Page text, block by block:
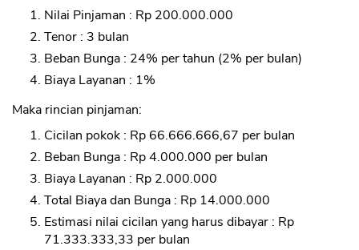
Nilai Pinjaman : Rp 200.000.000
Tenor : 3 bulan
Beban Bunga : 24% per tahun (2% per bulan)
Biaya Layanan : 1%
Maka rincian pinjaman:
Cicilan pokok : Rp 66.666.666,67 per bulan
Beban Bunga : Rp 4.000.000 per bulan
Biaya Layanan : Rp 2.000.000
Total Biaya dan Bunga : Rp 14.000.000
Estimasi nilai cicilan yang harus dibayar : Rp
71.333.333,33 per bulan